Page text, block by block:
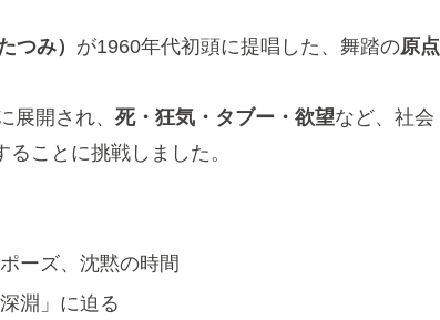
つみ） が1960年代初頭に提唱した、舞踏の原点
展開され、 死・狂気・タブー・欲望など、社会
ことに挑戦しました。
ーズ、沈黙の時間
淵」に迫る